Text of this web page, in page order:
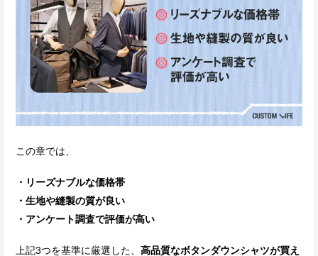
この章では、
・リーズナブルな価格帯
・生地や縫製の質が良い
・アンケート調査で評価が高い
上記3つを基準に厳選した、 高品質なボタンダウンシャツが買え